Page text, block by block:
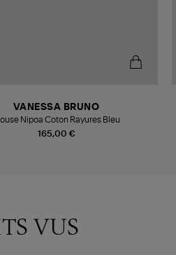
165,00 €
VANESSA BRUNO
Nipoa Coton Rayures Bleu
VUS